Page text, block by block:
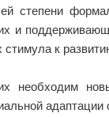
и
к
адаптации